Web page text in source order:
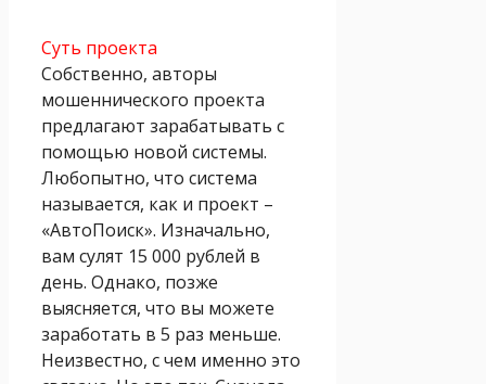
Суть проекта
Собственно, авторы
мошеннического проекта
предлагают зарабатывать с
помощью новой системы.
Любопытно, что система
называется, как и проект –
«АвтоПоиск». Изначально,
вам сулят 15 000 рублей в
день. Однако, позже
выясняется, что вы можете
заработать в 5 раз меньше.
Неизвестно, с чем именно это